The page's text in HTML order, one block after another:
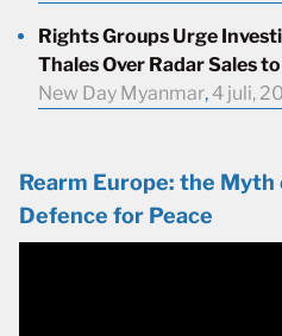
Rights Groups Urge
Thales Over Radar Sales
New Day Myanmar, 4 juli,
Rearm Europe: the Myth
Defence for Peace